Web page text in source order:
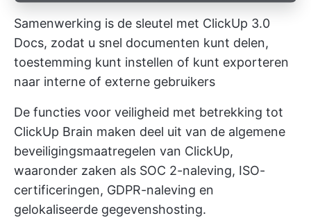
Samenwerking is de sleutel met ClickUp 3.0
Docs, zodat u snel documenten kunt delen,
toestemming kunt instellen of kunt exporteren
naar interne of externe gebruikers
De functies voor veiligheid met betrekking tot
ClickUp Brain maken deel uit van de algemene
beveiligingsmaatregelen van ClickUp,
waaronder zaken als SOC 2-naleving, ISO-
certificeringen, GDPR-naleving en
gelokaliseerde gegevenshosting.